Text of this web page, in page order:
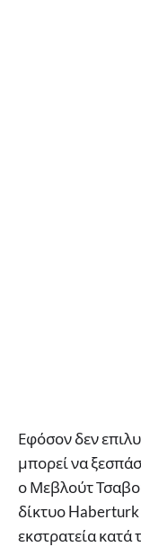
Εφόσον δεν
μπορεί να
ο Μεβλούτ
δίκτυο
εκστρατεία κατά